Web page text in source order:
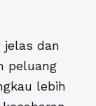
jelas dan
peluang
lebih